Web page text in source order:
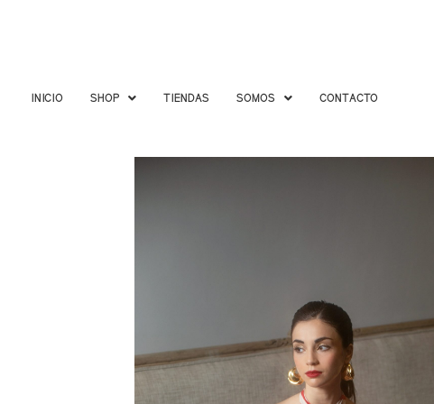
INICIO SHOP TIENDAS SOMOS CONTACTO